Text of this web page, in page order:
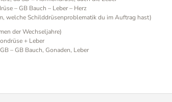
– GB Bauch – Leber – Herz
welche Schilddrüsenproblematik du im Auftrag hast)
der Wechseljahre)
+ Leber
– GB Bauch, Gonaden, Leber